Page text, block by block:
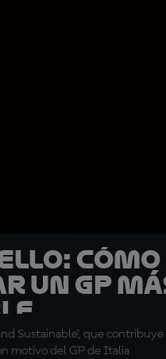
cómo
un GP
Sustainable', que
motivo del GP de Italia